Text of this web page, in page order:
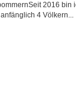
2016 bin
4 Völkern...